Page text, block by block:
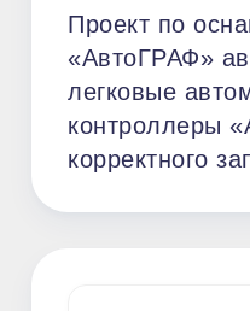
Проект по
«АвтоГРАФ»
легковые
контроллеры
корректного